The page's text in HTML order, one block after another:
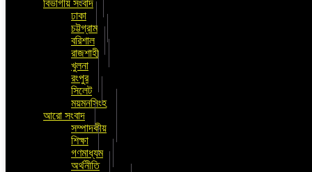
বিভাগীয় সংবাদ
ঢাকা
চট্টগ্রাম
বরিশাল
রাজশাহী
খুলনা
রংপুর
সিলেট
ময়মনসিংহ
আরো সংবাদ
সম্পাদকীয়
শিক্ষা
গণমাধ্যম
অর্থনীতি